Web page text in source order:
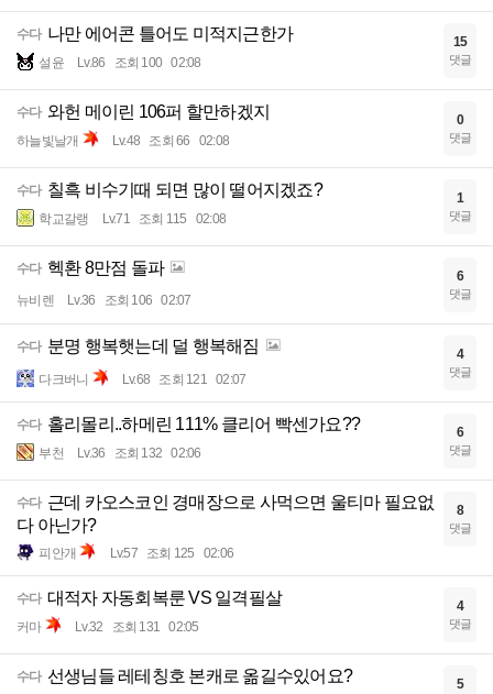
수다 나만 에어콘 틀어도 미적지근한가
설윤 Lv.86 조회 100 02:08
15
댓글
수다 와헌 메이린 106퍼 할만하겠지
하늘빛날개 Lv.48 조회 66 02:08
0
댓글
수다 칠흑 비수기때 되면 많이 떨어지겠죠?
학교갈랭 Lv.71 조회 115 02:08
1
댓글
수다 헥환 8만점 돌파
뉴비렌 Lv.36 조회 106 02:07
6
댓글
수다 분명 행복햇는데 덜 행복해짐
다크버니 Lv.68 조회 121 02:07
4
댓글
수다 홀리몰리..하메린 111% 클리어 빡센가요??
부천 Lv.36 조회 132 02:06
6
댓글
수다 근데 카오스코인 경매장으로 사먹으면 울티마 필요없
다 아닌가?
피안개 Lv.57 조회 125 02:06
8
댓글
수다 대적자 자동회복룬 VS 일격필살
커마 Lv.32 조회 131 02:05
4
댓글
수다 선생님들 레테칭호 본캐로 옮길수있어요? 5